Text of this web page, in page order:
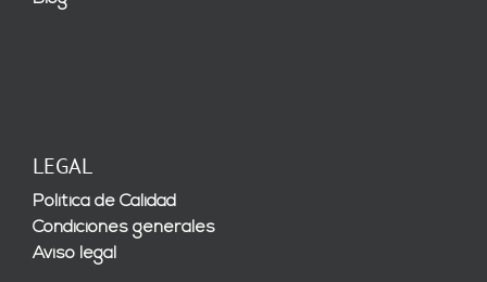
LEGAL
Política de Calidad
Condiciones generales
Aviso legal